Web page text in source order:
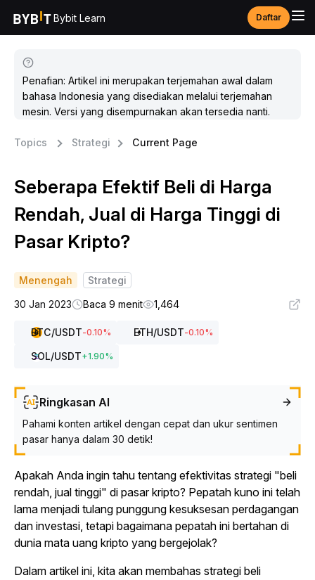
Bybit Learn Daftar
Penafian: Artikel ini merupakan terjemahan awal dalam
bahasa Indonesia yang disediakan melalui terjemahan
mesin. Versi yang disempurnakan akan tersedia nanti.
Topics Strategi Current Page
Seberapa Efektif Beli di Harga
Rendah, Jual di Harga Tinggi di
Pasar Kripto?
Menengah
Strategi
30 Jan 2023
Baca 9 menit 1,464
BTC/USDT-0.10% ETH/USDT-0.10%
SOL/USDT+1.90%
Ringkasan AI
Pahami konten artikel dengan cepat dan ukur sentimen
pasar hanya dalam 30 detik!
Apakah Anda ingin tahu tentang efektivitas strategi "beli
rendah, jual tinggi" di pasar kripto? Pepatah kuno ini telah
lama menjadi tulang punggung kesuksesan perdagangan
dan investasi, tetapi bagaimana pepatah ini bertahan di
dunia mata uang kripto yang bergejolak?
Dalam artikel ini, kita akan membahas strategi beli